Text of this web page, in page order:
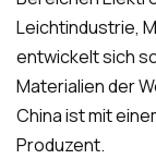
Leichtindustrie,
entwickelt sich
Materialien der
China ist mit
Produzent.